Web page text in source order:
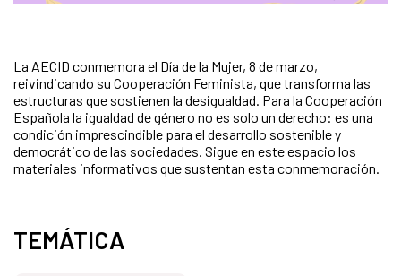
La AECID conmemora el Día de la Mujer, 8 de marzo,
reivindicando su Cooperación Feminista, que transforma las
estructuras que sostienen la desigualdad. Para la Cooperación
Española la igualdad de género no es solo un derecho: es una
condición imprescindible para el desarrollo sostenible y
democrático de las sociedades. Sigue en este espacio los
materiales informativos que sustentan esta conmemoración.
TEMÁTICA